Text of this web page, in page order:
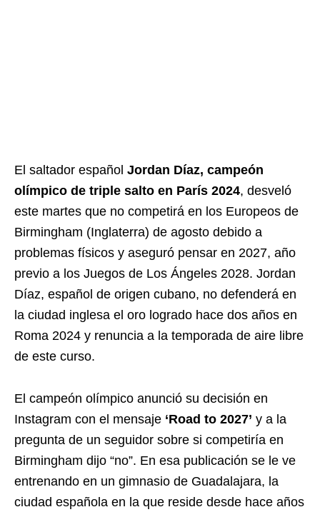
El saltador español Jordan Díaz, campeón
olímpico de triple salto en París 2024, desveló
este martes que no competirá en los Europeos de
Birmingham (Inglaterra) de agosto debido a
problemas físicos y aseguró pensar en 2027, año
previo a los Juegos de Los Ángeles 2028. Jordan
Díaz, español de origen cubano, no defenderá en
la ciudad inglesa el oro logrado hace dos años en
Roma 2024 y renuncia a la temporada de aire libre
de este curso.
El campeón olímpico anunció su decisión en
Instagram con el mensaje ‘Road to 2027’ y a la
pregunta de un seguidor sobre si competiría en
Birmingham dijo “no”. En esa publicación se le ve
entrenando en un gimnasio de Guadalajara, la
ciudad española en la que reside desde hace años